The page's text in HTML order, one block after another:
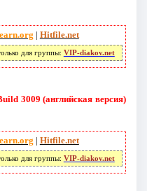
| Hitfile.net
для группы: VIP-diakov.net
3009 (английская версия)
| Hitfile.net
для группы: VIP-diakov.net